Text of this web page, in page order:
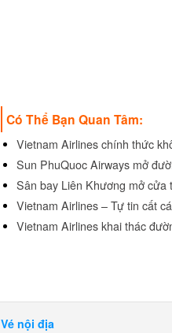
Có Thể Bạn Quan Tâm:
Vietnam Airlines chính thức
Sun PhuQuoc Airways mở
Sân bay Liên Khương mở cửa
Vietnam Airlines – Tự tin cất
Vietnam Airlines khai thác
Vé nội địa